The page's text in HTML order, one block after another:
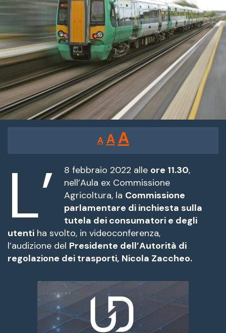
A
Reducir
tamaño
de
fuente.
A Restablecer
tamaño
de
fuente
AAumentar
tamaño
de
fuente.
L’ 8 febbraio 2022 alle ore 11.30,
nell’Aula ex Commissione
Agricoltura, la Commissione
parlamentare di inchiesta sulla
tutela dei consumatori e degli
utenti ha svolto, in videoconferenza,
l’audizione del Presidente dell’Autorità di
regolazione dei trasporti, Nicola Zaccheo.